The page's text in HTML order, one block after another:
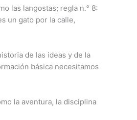
las langostas; regla n.° 8:
un gato por la calle,
de las ideas y de la
básica necesitamos
la aventura, la disciplina